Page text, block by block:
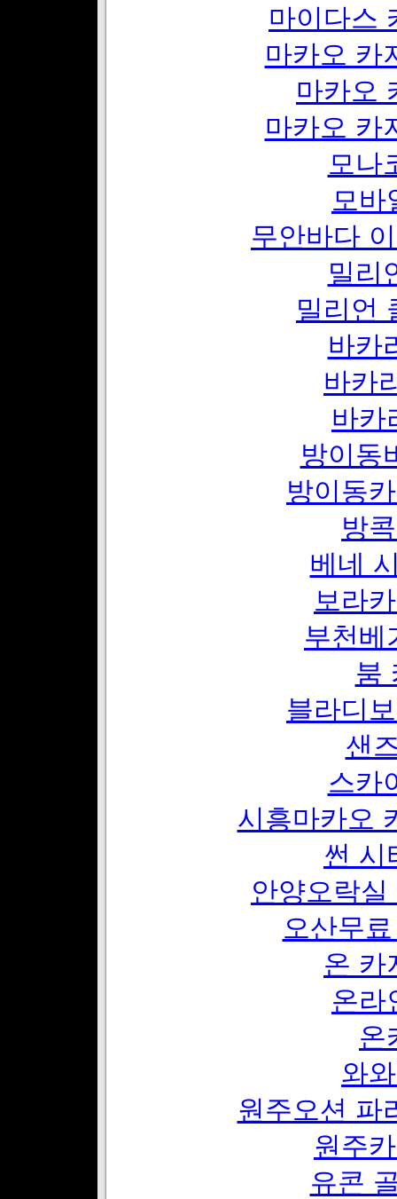
마이다스
마카오 카
마카오
마카오 카
모나
모바
무안바다
밀리
밀리언
바카
바카
바카
방이동
방이동
방
베네
보라
부천베
붐
블라디
샌
스카
시흥마카오
썬 시
안양오락
오산무
온 카
온라
온
와
원주오션 파
원주
유콘